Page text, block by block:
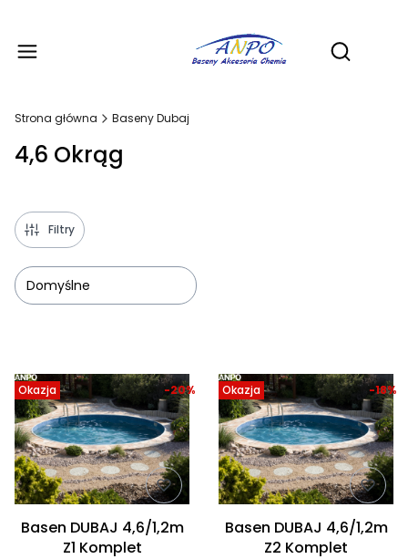
Otwórz
Strona główna Baseny Dubaj
4,6 Okrąg
Filtry
Domyślne
Okazja
Basen DUBAJ 4,6/1,2m
Z1 Komplet
-20% Okazja
Basen DUBAJ 4,6/1,2m
Z2 Komplet
-18%